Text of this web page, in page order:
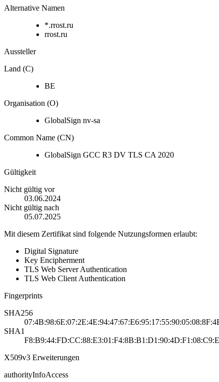
Alternative Namen
*.rrost.ru
rrost.ru
Aussteller
Land (C)
BE
Organisation (O)
GlobalSign nv-sa
Common Name (CN)
GlobalSign GCC R3 DV TLS CA 2020
Gültigkeit
Nicht gültig vor
03.06.2024
Nicht gültig nach
05.07.2025
Mit diesem Zertifikat sind folgende Nutzungsformen erlaubt:
Digital Signature
Key Encipherment
TLS Web Server Authentication
TLS Web Client Authentication
Fingerprints
SHA256
SHA1
X509v3 Erweiterungen
authorityInfoAccess